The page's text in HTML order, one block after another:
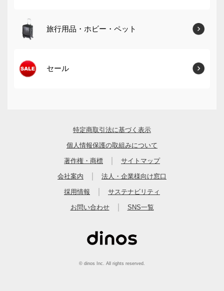
旅行用品・ホビー・ペット
セール
特定商取引法に基づく表示
個人情報保護の取組みについて
著作権・商標 サイトマップ
会社案内 法人・企業様向け窓口
採用情報 サステナビリティ
お問い合わせ SNS一覧
© dinos Inc. All rights reserved.